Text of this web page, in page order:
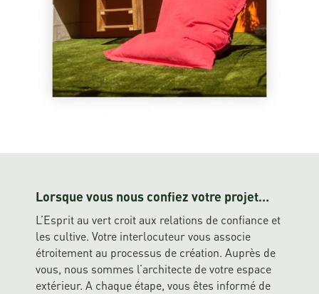
Lorsque vous nous confiez votre projet…
L’Esprit au vert croit aux relations de confiance et
les cultive. Votre interlocuteur vous associe
étroitement au processus de création. Auprès de
vous, nous sommes l’architecte de votre espace
extérieur. A chaque étape, vous êtes informé de